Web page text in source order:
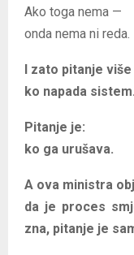
Ako toga nema —
onda nema ni reda.
I zato pitanje više
ko napada sistem.
Pitanje je:
ko ga urušava.
A ova ministra
da je proces
zna, pitanje je